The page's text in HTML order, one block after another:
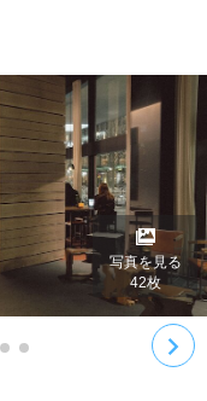
写真を見る
42枚